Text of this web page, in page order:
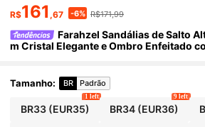
R$161 ,67 -6% R$171,99
Farahzel Sandálias de Salto
m Cristal Elegante e Ombro Enfeitado co
Tamanho: BR Padrão
BR33(EUR35)
1 left
BR34 (EUR36)
9 left